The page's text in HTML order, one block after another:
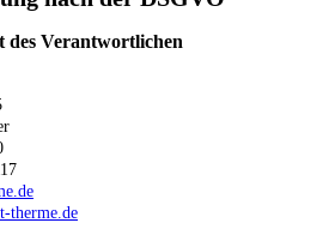
Verantwortlichen
therme.de